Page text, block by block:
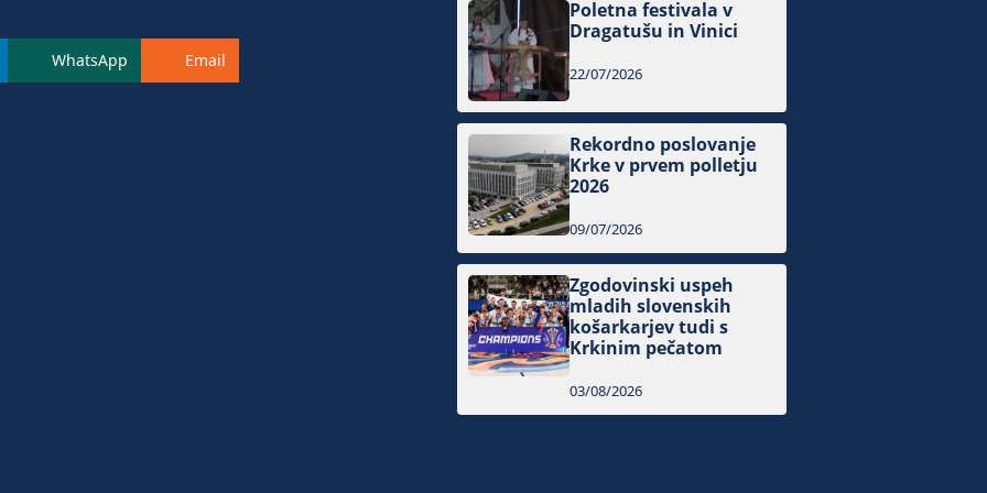
WhatsApp Email
Poletna festivala v
Dragatušu in Vinici
22/07/2026
Rekordno poslovanje
Krke v prvem polletju
2026
09/07/2026
Zgodovinski uspeh
mladih slovenskih
košarkarjev tudi s
Krkinim pečatom
03/08/2026